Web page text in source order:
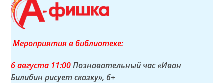
Мероприятия в библиотеке:
6 августа 11:00Познавательный час «Иван
Билибин рисует сказку», 6+